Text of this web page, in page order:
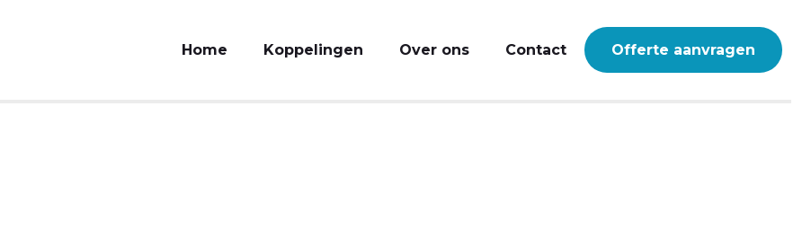
Home Koppelingen Over ons Contact Offerte aanvragen